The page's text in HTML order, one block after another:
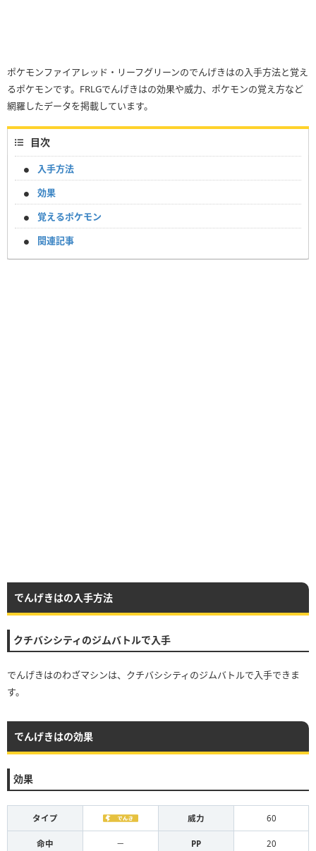
ポケモンファイアレッド・リーフグリーンのでんげきはの入手方法と覚え
るポケモンです。FRLGでんげきはの効果や威力、ポケモンの覚え方など
網羅したデータを掲載しています。
目次
入手方法
効果
覚えるポケモン
関連記事
でんげきはの入手方法
クチバシシティのジムバトルで入手
でんげきはのわざマシンは、クチバシシティのジムバトルで入手できま
す。
でんげきはの効果
効果
タイプ 威力 60
命中 － PP 20